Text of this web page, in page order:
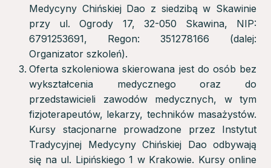
Medycyny Chińskiej Dao z siedzibą w Skawinie
przy ul. Ogrody 17, 32-050 Skawina, NIP:
6791253691, Regon: 351278166 (dalej:
Organizator szkoleń).
Oferta szkoleniowa skierowana jest do osób bez
wykształcenia medycznego oraz do
przedstawicieli zawodów medycznych, w tym
fizjoterapeutów, lekarzy, techników masażystów.
Kursy stacjonarne prowadzone przez Instytut
Tradycyjnej Medycyny Chińskiej Dao odbywają
się na ul. Lipińskiego 1 w Krakowie. Kursy online